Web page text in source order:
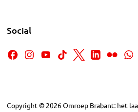
Social
Copyright © 2026Omroep Brabant: het